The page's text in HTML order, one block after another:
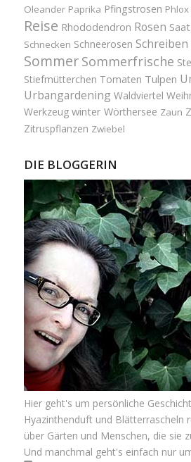
Oleander Paprika Pfingstrosen Phlox
Reise Rhododendron Rosen
Schnecken Schneerosen Schreiben
Sommer Sommerfrische
Stiefmütterchen Tomaten Tulpen
Urbangardening Waldviertel
Werkzeug winter Wörthersee Zaun
Zitruspflanzen Zwiebel
DIE BLOGGERIN
Hier geht's um persönliche
Hyazinthenduft und Blätterrascheln
über Gärten und Menschen, die sie
Und manchmal geht's einfach nur